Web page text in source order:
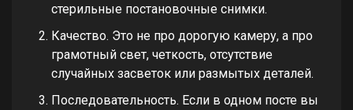
стерильные постановочные снимки.
Качество. Это не про дорогую камеру, а про
грамотный свет, четкость, отсутствие
случайных засветок или размытых деталей.
Последовательность. Если в одном посте вы